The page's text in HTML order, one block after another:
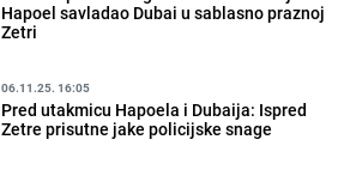
Hapoel savladao Dubai u sablasno praznoj
Zetri
06.11.25. 16:05
Pred utakmicu Hapoela i Dubaija: Ispred
Zetre prisutne jake policijske snage